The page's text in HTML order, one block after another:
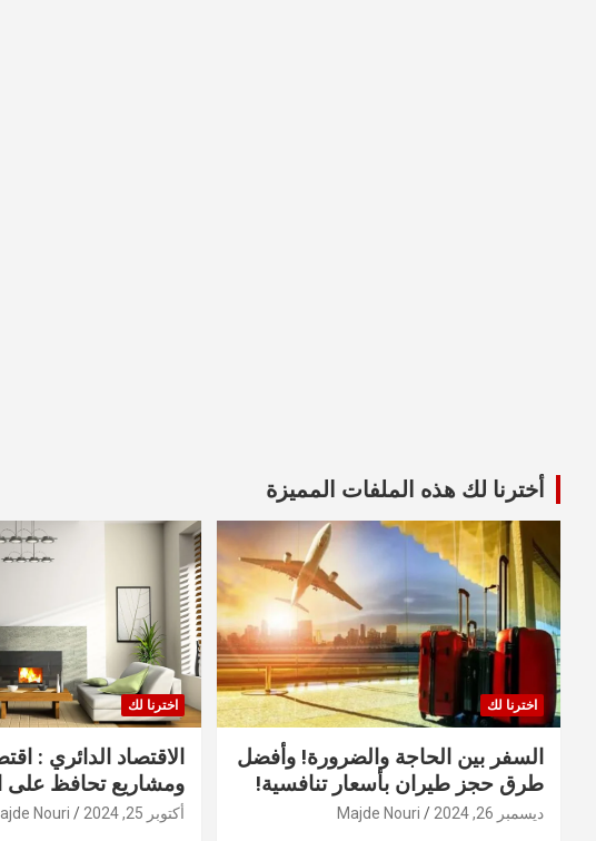
أخترنا لك هذه الملفات المميزة
اخترنا لك
السفر بين الحاجة والضرورة! وأفضل
طرق حجز طيران بأسعار تنافسية!
ديسمبر 26, 2024 Majde Nouri
اخترنا لك
الاقتصاد الدائري :
ومشاريع تحافظ على
أكتوبر 25, 2024 Nouri